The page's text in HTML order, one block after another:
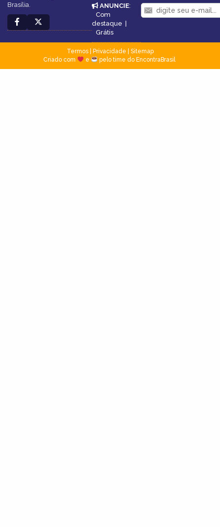
Brasília.
ANUNCIE:
Com
destaque |
Grátis
Termos| Privacidade
Sitemap
Criado com
e pelo time do EncontraBrasil